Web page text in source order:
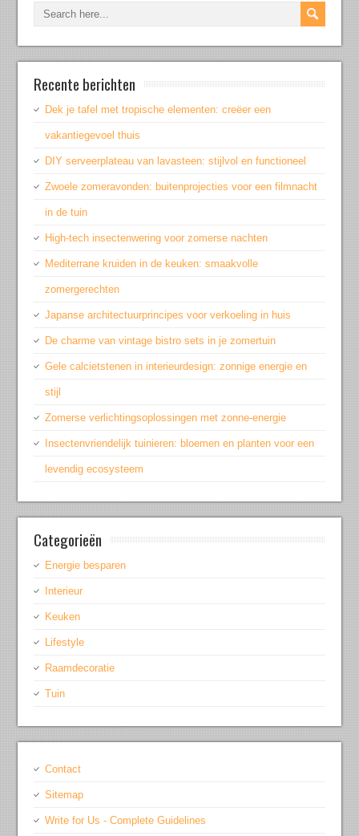
Recente berichten
Dek je tafel met tropische elementen: creëer een
vakantiegevoel thuis
DIY serveerplateau van lavasteen: stijlvol en functioneel
Zwoele zomeravonden: buitenprojecties voor een filmnacht
in de tuin
High-tech insectenwering voor zomerse nachten
Mediterrane kruiden in de keuken: smaakvolle
zomergerechten
Japanse architectuurprincipes voor verkoeling in huis
De charme van vintage bistro sets in je zomertuin
Gele calcietstenen in interieurdesign: zonnige energie en
stijl
Zomerse verlichtingsoplossingen met zonne-energie
Insectenvriendelijk tuinieren: bloemen en planten voor een
levendig ecosysteem
Categorieën
Energie besparen
Interieur
Keuken
Lifestyle
Raamdecoratie
Tuin
Contact
Sitemap
Write for Us - Complete Guidelines